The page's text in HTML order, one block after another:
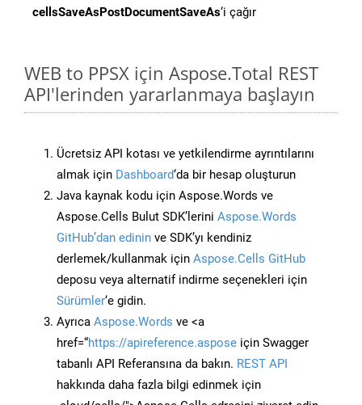
cellsSaveAsPostDocumentSaveAs‘i çağır
WEB to PPSX için Aspose.Total REST
API'lerinden yararlanmaya başlayın
Ücretsiz API kotası ve yetkilendirme ayrıntılarını
almak için Dashboard‘da bir hesap oluşturun
Java kaynak kodu için Aspose.Words ve
Aspose.Cells Bulut SDK’lerini Aspose.Words
GitHub’dan edinin ve SDK’yı kendiniz
derlemek/kullanmak için Aspose.Cells GitHub
deposu veya alternatif indirme seçenekleri için
Sürümler‘e gidin.
Ayrıca Aspose.Words ve <a
href=“https://apireference.aspose için Swagger
tabanlı API Referansına da bakın. REST API
hakkında daha fazla bilgi edinmek için